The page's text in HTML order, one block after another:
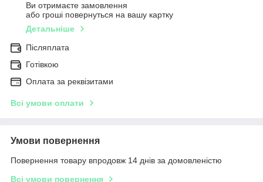
Ви отримаєте замовлення
або гроші повернуться на вашу картку
Детальніше
Післяплата
Готівкою
Оплата за реквізитами
Всі умови оплати
Умови повернення
Повернення товару впродовж 14 днів за домовленістю
Всі умови повернення